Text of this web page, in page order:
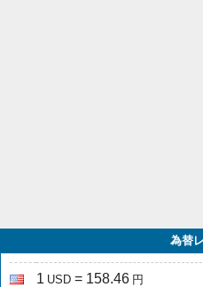
為替
1 USD = 158.46 円